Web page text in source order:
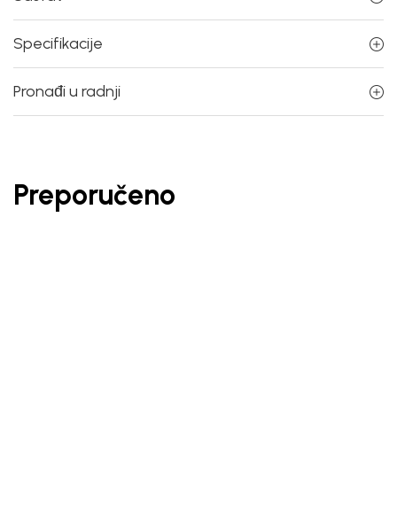
Specifikacije
Pronađi u radnji
Preporučeno